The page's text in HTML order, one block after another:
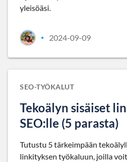
yleisöäsi.
• 2024-09-09
SEO-TYÖKALUT
Tekoälyn sisäiset
SEO:lle (5 parasta)
Tutustu 5 tärkeimpään
linkityksen työkaluun, joilla